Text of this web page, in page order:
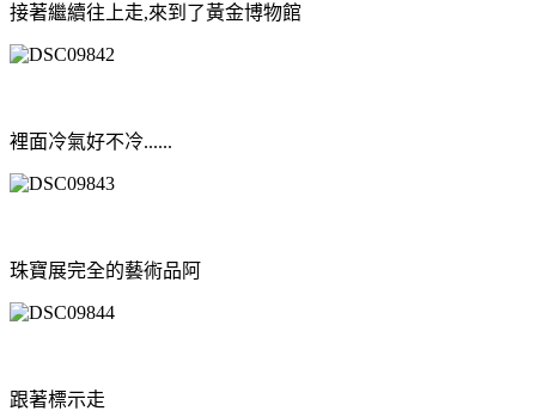
接著繼續往上走,來到了黃金博物館
裡面冷氣好不冷......
珠寶展完全的藝術品阿
跟著標示走